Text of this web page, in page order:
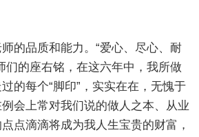
的品质和能力。“爱心、尽心、耐
们的座右铭，在这六年中，我所做
的每个“脚印”，实实在在，无愧于
会上常对我们说的做人之本、从业
点滴滴将成为我人生宝贵的财富，